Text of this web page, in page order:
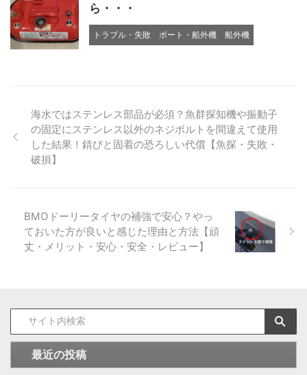
ら・・・
トラブル・失敗 ボート・船外機 船外機
海水ではステンレス部品が必須？魚群探知機や振動子
の固定にステンレス以外のネジボルトを間違えて使用
した結果！錆びと固着の恐ろしい代償【魚探・失敗・
破損】
BMOドーリータイヤの補強で安心？やっ
ておいた方が良いと感じた理由と方法【頑
丈・メリット・安心・安全・レビュー】
最近の投稿